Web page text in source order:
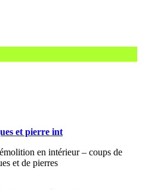
et pierre int
en intérieur – coups de
et de pierres